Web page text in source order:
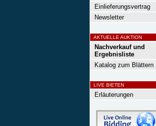
Einlieferungsvertrag
Newsletter
AKTUELLE AUKTION
Nachverkauf und
Ergebnisliste
Katalog zum Blättern
LIVE BIETEN
Erläuterungen